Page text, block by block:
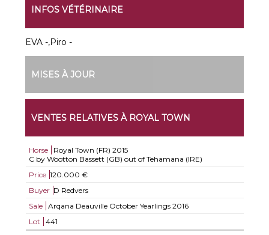
INFOS VÉTÉRINAIRE
EVA -,Piro -
MISES À JOUR
VENTES RELATIVES À ROYAL TOWN
Horse Royal Town (FR) 2015
C by Wootton Bassett (GB) out of Tehamana (IRE)
Price 120.000 €
Buyer D Redvers
Sale
Arqana Deauville October Yearlings 2016
Lot
441